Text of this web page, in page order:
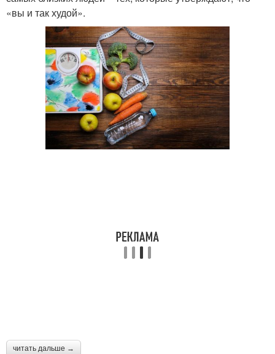
«вы и так худой».
читать дальше →